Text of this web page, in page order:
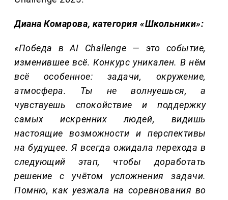
Диана Комарова, категория «Школьники»:
«Победа в AI Challenge — это событие,
изменившее всё. Конкурс уникален. В нём
всё особенное: задачи, окружение,
атмосфера. Ты не волнуешься, а
чувствуешь спокойствие и поддержку
самых искренних людей, видишь
настоящие возможности и перспективы
на будущее. Я всегда ожидала перехода в
следующий этап, чтобы доработать
решение с учётом усложнения задачи.
Помню, как уезжала на соревнования во